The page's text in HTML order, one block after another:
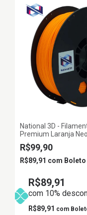
National 3D -
Premium Laranja
R$99,90
R$89,91 com Boleto
R$89,91
com 10%
R$89,91 com